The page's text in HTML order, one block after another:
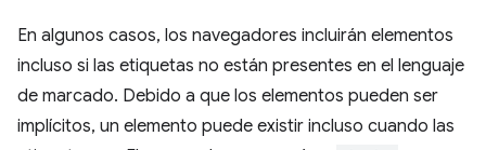
En algunos casos, los navegadores incluirán elementos
incluso si las etiquetas no están presentes en el lenguaje
de marcado. Debido a que los elementos pueden ser
implícitos, un elemento puede existir incluso cuando las